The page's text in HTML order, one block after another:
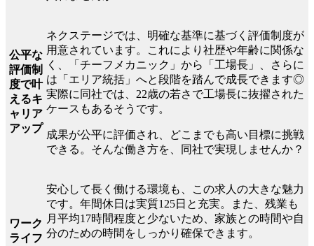
公平な
評価制
度で叶
えるキ
ャリア
アップ
ネクステージでは、明確な基準に基づく評価制度が
用意されています。これにより社歴や年齢に関係な
く、「チーフメカニック」から「工場長」、さらに
は「エリア統括」へと段階を踏んで成長できます◎
実際に同社では、22歳の若さで工場長に抜擢された
ケースもあるそうです。
成果が公平に評価され、どこまでも高い目標に挑戦
できる。そんな働き方を、同社で実現しませんか？
ワーク
ライフ
安心して長く働ける環境も、この求人の大きな魅力
です。年間休日は実質125日と充実。また、残業も
月平均17時間程度と少ないため、家族との時間や自
分のための時間をしっかり確保できます。